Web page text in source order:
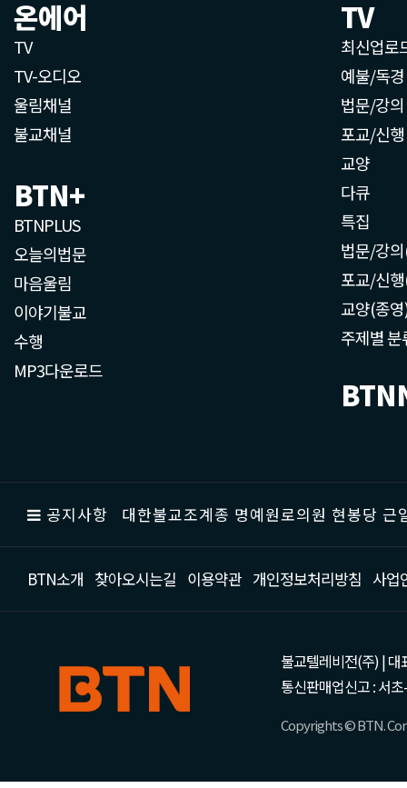
온에어
TV
TV-오디오
울림채널
불교채널
BTN+
BTNPLUS
오늘의법문
마음울림
이야기불교
수행
MP3다운로드
TV
최신업로
예불/독경
법문/강의
포교/신행
교양
다큐
특집
법문/강
포교/신
교양(종
주제별 분
공지사항 대한불교조계종 명예원로의원 현봉당
BTN소개 찾아오시는길 이용약관 개인정보처리방침 사업
불교텔레비전(주) | 대
통신판매업신고 : 서
Copyrights © BTN.